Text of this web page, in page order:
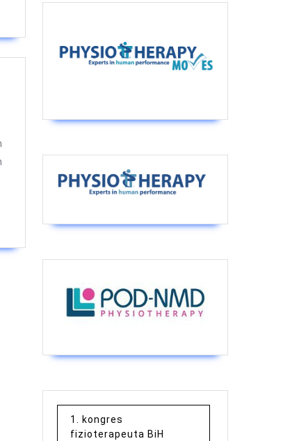
Kongresa
1. kongres
fizioterapeuta BiH